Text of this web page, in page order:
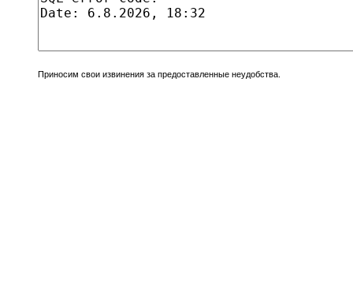
Приносим свои извинения за предоставленные неудобства.